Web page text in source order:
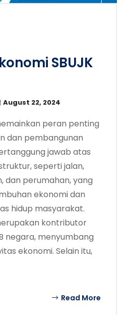
SBUJK
August 22, 2024
peran penting
dan pembangunan
jawab atas
seperti jalan,
dan perumahan, yang
ekonomi dan
hidup masyarakat.
kontributor
negara, menyumbang
ekonomi. Selain itu,
Read More